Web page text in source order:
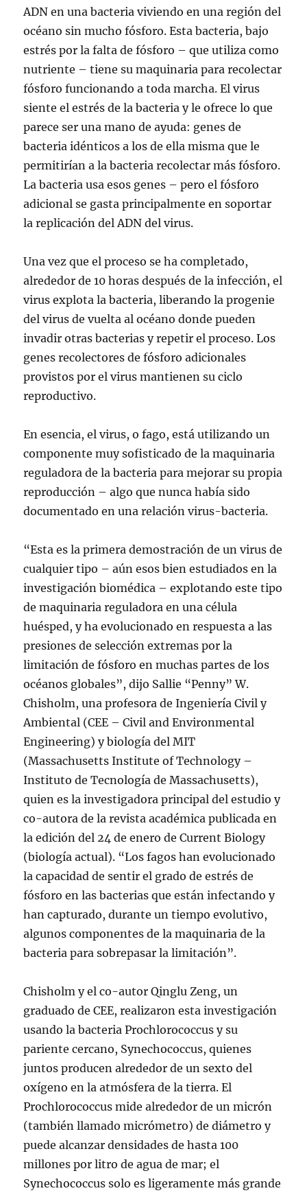
ADN en una bacteria viviendo en una región del
océano sin mucho fósforo. Esta bacteria, bajo
estrés por la falta de fósforo – que utiliza como
nutriente – tiene su maquinaria para recolectar
fósforo funcionando a toda marcha. El virus
siente el estrés de la bacteria y le ofrece lo que
parece ser una mano de ayuda: genes de
bacteria idénticos a los de ella misma que le
permitirían a la bacteria recolectar más fósforo.
La bacteria usa esos genes – pero el fósforo
adicional se gasta principalmente en soportar
la replicación del ADN del virus.
Una vez que el proceso se ha completado,
alrededor de 10 horas después de la infección, el
virus explota la bacteria, liberando la progenie
del virus de vuelta al océano donde pueden
invadir otras bacterias y repetir el proceso. Los
genes recolectores de fósforo adicionales
provistos por el virus mantienen su ciclo
reproductivo.
En esencia, el virus, o fago, está utilizando un
componente muy sofisticado de la maquinaria
reguladora de la bacteria para mejorar su propia
reproducción – algo que nunca había sido
documentado en una relación virus-bacteria.
“Esta es la primera demostración de un virus de
cualquier tipo – aún esos bien estudiados en la
investigación biomédica – explotando este tipo
de maquinaria reguladora en una célula
huésped, y ha evolucionado en respuesta a las
presiones de selección extremas por la
limitación de fósforo en muchas partes de los
océanos globales”, dijo Sallie “Penny” W.
Chisholm, una profesora de Ingeniería Civil y
Ambiental (CEE – Civil and Environmental
Engineering) y biología del MIT
(Massachusetts Institute of Technology –
Instituto de Tecnología de Massachusetts),
quien es la investigadora principal del estudio y
co-autora de la revista académica publicada en
la edición del 24 de enero de Current Biology
(biología actual). “Los fagos han evolucionado
la capacidad de sentir el grado de estrés de
fósforo en las bacterias que están infectando y
han capturado, durante un tiempo evolutivo,
algunos componentes de la maquinaria de la
bacteria para sobrepasar la limitación”.
Chisholm y el co-autor Qinglu Zeng, un
graduado de CEE, realizaron esta investigación
usando la bacteria Prochlorococcus y su
pariente cercano, Synechococcus, quienes
juntos producen alrededor de un sexto del
oxígeno en la atmósfera de la tierra. El
Prochlorococcus mide alrededor de un micrón
(también llamado micrómetro) de diámetro y
puede alcanzar densidades de hasta 100
millones por litro de agua de mar; el
Synechococcus solo es ligeramente más grande